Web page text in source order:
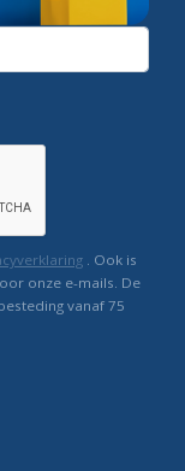
. Ook is
onze e-mails. De
vanaf 75